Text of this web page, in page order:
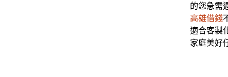
的您急需
高雄借錢
適合客製
家庭美好